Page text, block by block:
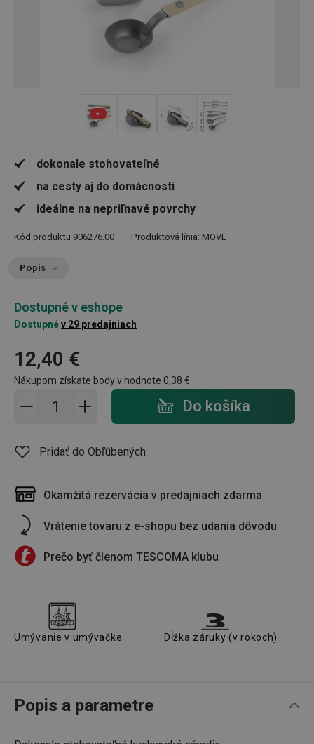
dokonale stohovateľné
na cesty aj do domácnosti
ideálne na nepriľnavé povrchy
Kód produktu 906276.00 Produktová línia: MOVE
Popis
Dostupné v eshope
Dostupnév 29 predajniach
12,40 €
Nákupom získate body v hodnote 0,38 €
Pridať do košíka - počet Do košíka
Pridať do Obľúbených
Okamžitá rezervácia v predajniach zdarma
Vrátenie tovaru z e-shopu bez udania dôvodu
Prečo byť členom TESCOMA klubu
Umývanie v umývačke Dĺžka záruky (v rokoch)
Popis a parametre